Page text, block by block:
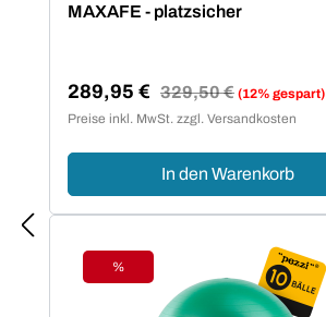
MAXAFE - platzsicher
Verkaufspreis:
289,95 € Regulärer Preis:
329,50 € (12% gespart)
Preise inkl. MwSt. zzgl. Versandkosten
In den Warenkorb
Rabatt
%